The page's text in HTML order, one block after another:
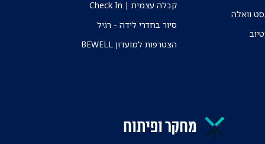
וואלה
קבלה עצמית | Check In
סיור בחדרי לידה - רגיל
הצטרפות למועדון BEWELL
מחקר ופיתוח